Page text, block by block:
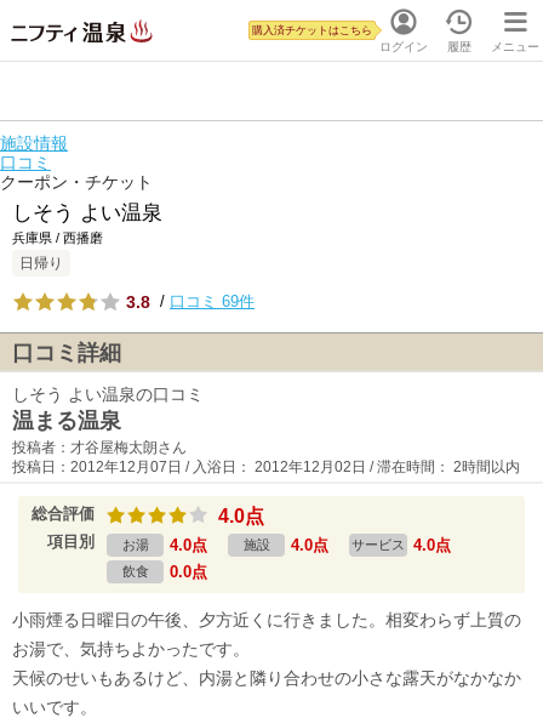
ログイン
購入済チケットはこちら
履歴 メニュー
施設情報
口コミ
クーポン・チケット
しそう よい温泉
兵庫県 / 西播磨
日帰り
3.8 / 口コミ 69件
口コミ詳細
しそう よい温泉の口コミ
温まる温泉
投稿者：才谷屋梅太朗さん
投稿日：2012年12月07日 / 入浴日： 2012年12月02日 / 滞在時間： 2時間以内
総合評価 4.0点
項目別 お湯 4.0点 施設 4.0点 サービス 4.0点
飲食 0.0点
小雨煙る日曜日の午後、夕方近くに行きました。相変わらず上質の
お湯で、気持ちよかったです。
天候のせいもあるけど、内湯と隣り合わせの小さな露天がなかなか
いいです。